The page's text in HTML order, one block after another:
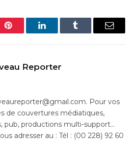
Pinterest LinkedInTumblr Email
Reporter
Pour vos
de couvertures médiatiques,
pub, productions multi-support…
adresser au : Tél : (00 228) 92 60